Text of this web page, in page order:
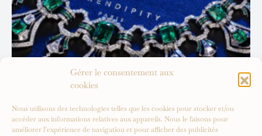
Gérer le consentement aux
cookies
Nous utilisons des technologies telles que les cookies pour stocker et/ou
accéder aux informations relatives aux appareils. Nous le faisons pour
améliorer l’expérience de navigation et pour afficher des publicités